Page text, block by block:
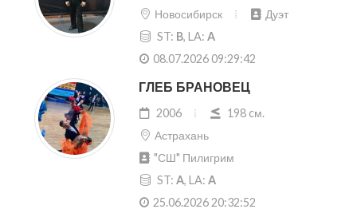
Новосибирск
Дуэт
ST: B, LA: A
08.07.2026 09:29:42
ГЛЕБ БРАНОВЕЦ
2006
198 cм.
Астрахань
"СШ" Пилигрим
ST: A, LA: A
25.06.2026 20:32:52